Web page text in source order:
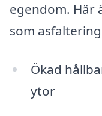
egendom. Här
som
Ökad
ytor